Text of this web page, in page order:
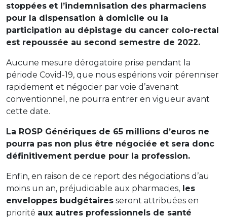
stoppées et l’indemnisation des pharmaciens
pour la dispensation à domicile ou la
participation au dépistage du cancer colo-rectal
est repoussée au second semestre de 2022.
Aucune mesure dérogatoire prise pendant la
période Covid-19, que nous espérions voir pérenniser
rapidement et négocier par voie d’avenant
conventionnel, ne pourra entrer en vigueur avant
cette date.
La ROSP Génériques de 65 millions d’euros ne
pourra pas non plus être négociée et sera donc
définitivement perdue pour la profession.
Enfin, en raison de ce report des négociations d’au
moins un an, préjudiciable aux pharmacies, les
enveloppes budgétaires seront attribuées en
priorité aux autres professionnels de santé